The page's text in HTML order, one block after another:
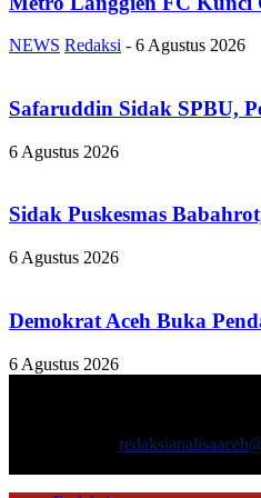
NEWS Redaksi - 6 Agustus 2026
Safaruddin Sidak SPBU,
6 Agustus 2026
Sidak Puskesmas
6 Agustus 2026
Demokrat Aceh Buka
6 Agustus 2026